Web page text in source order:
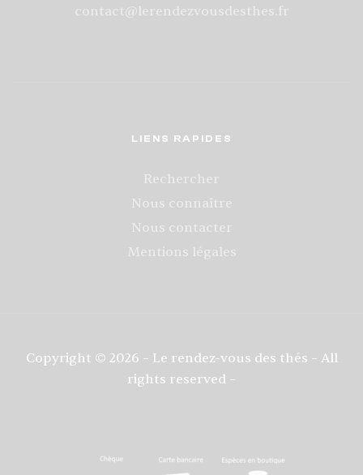
LIENS RAPIDES
Rechercher
Nous connaître
Nous contacter
Mentions légales
contact@lerendezvousdesthes.fr
Copyright © 2026 – Le rendez-vous des thés – All
rights reserved –